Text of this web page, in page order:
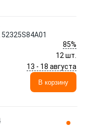
85%
12 шт.
13 - 18 августа
В корзину